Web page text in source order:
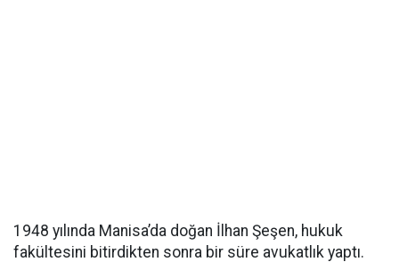
1948 yılında Manisa’da doğan İlhan Şeşen, hukuk
fakültesini bitirdikten sonra bir süre avukatlık yaptı.